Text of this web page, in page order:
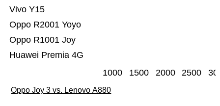
Huawei Premia 4G
Oppo R1001 Joy
Oppo R2001 Yoyo
Vivo Y15
1000 1500 2000 2500
Oppo Joy 3 vs. Lenovo A880